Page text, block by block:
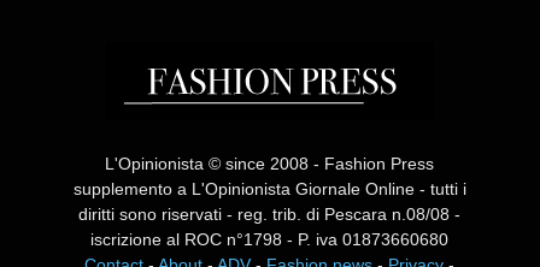
L'Opinionista © since 2008 - Fashion Press
supplemento a L'Opinionista Giornale Online - tutti i
diritti sono riservati - reg. trib. di Pescara n.08/08 -
iscrizione al ROC n°1798 - P. iva 01873660680